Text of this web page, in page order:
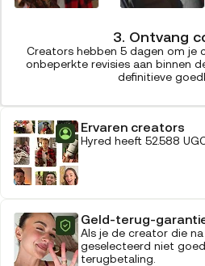
3. Ontvang
Creators hebben 5 dagen om je
onbeperkte revisies aan binnen
definitieve
Ervaren creators
Hyred heeft 52.588
Geld-terug-
Als je de creator die
geselecteerd niet
terugbetaling.